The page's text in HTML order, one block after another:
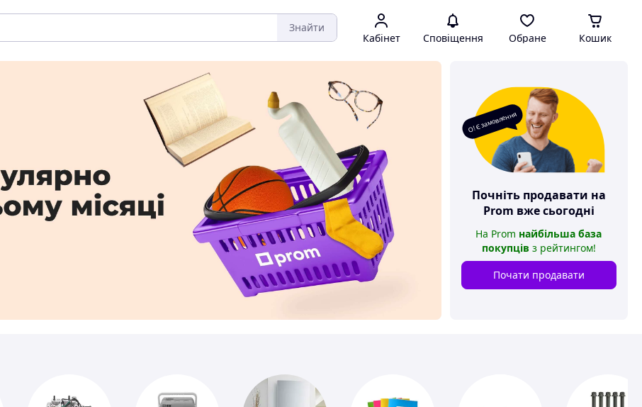
Знайти
Кабінет Сповіщення Обране Кошик
О! Є замовлення
Почніть продавати на
Prom вже сьогодні
На Prom найбільша база
покупців з рейтингом!
Почати продавати